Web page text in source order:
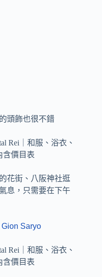
頭飾也很不錯
花街、八阪神社逛
息，只需要在下午
Saryo